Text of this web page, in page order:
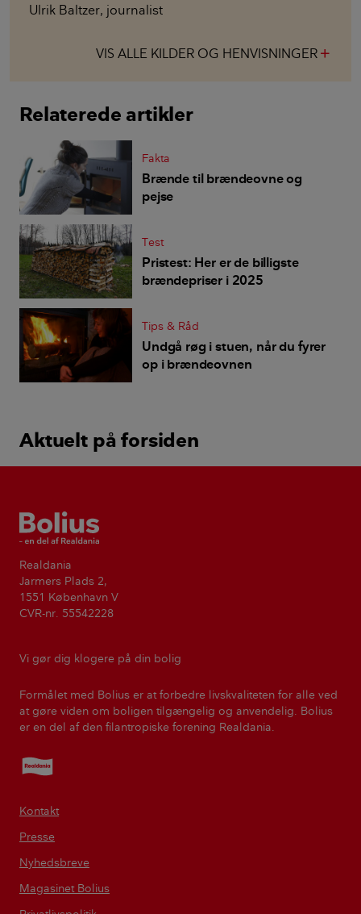
Ulrik Baltzer, journalist
VIS ALLE KILDER OG HENVISNINGER
Relaterede artikler
Fakta
Brænde til brændeovne og
pejse
Test
Pristest: Her er de billigste
brændepriser i 2025
Tips & Råd
Undgå røg i stuen, når du fyrer
op i brændeovnen
Aktuelt på forsiden
Bolius
Realdania
Jarmers Plads 2,
1551 København V
CVR-nr. 55542228
Vi gør dig klogere på din bolig
Formålet med Bolius er at forbedre livskvaliteten for alle ved
at gøre viden om boligen tilgængelig og anvendelig. Bolius
er en del af den filantropiske forening Realdania.
Realdania
Kontakt
Presse
Nyhedsbreve
Magasinet Bolius